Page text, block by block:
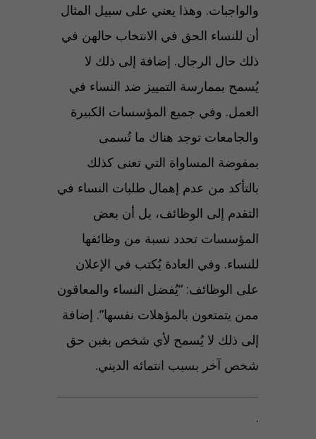
والواجبات. وهذا يعني على سبيل المثال
أن للنساء الحق في الانتخاب حالهن في
ذلك حال الرجال. إضافة إلى ذلك لا
يُسمح بممارسة التمييز ضد النساء في
العمل. وفي جميع المؤسسات الكبيرة
والجامعات توجد هناك ما تُسمى
بمفوضة المساواة التي تعنى كذلك
بالتأكد من عدم إهمال طلبات النساء في
التقدم إلى الوظائف، بل أن بعض
المؤسسات تحدد نسبة من وظائفها
للنساء. وفي العادة يُكتب في الإعلان
على الوظائف: “يُفضل النساء والمعاقون
ممن يتمتعون بالمؤهلات نفسها”. إضافة
إلى ذلك لا يُسمح لأي شخص بغبن حق
شخص آخر بسبب انتمائه الديني.
.